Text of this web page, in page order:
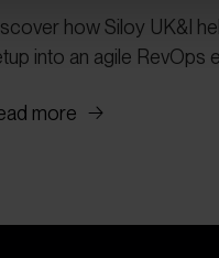
how Siloy UK&I
into an agile RevOps
more